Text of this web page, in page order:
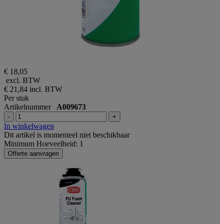
€ 18,05
excl. BTW
€ 21,84 incl. BTW
Per stuk
Artikelnummer A009673
- +
In winkelwagen
Dit artikel is momenteel niet beschikbaar
Minimum Hoeveelheid: 1
Offerte aanvragen